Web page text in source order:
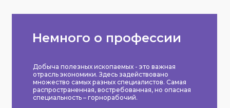
Немного о профессии
Добыча полезных ископаемых - это важная
отрасль экономики. Здесь задействовано
множество самых разных специалистов. Самая
распространенная, востребованная, но опасная
специальность – горнорабочий.